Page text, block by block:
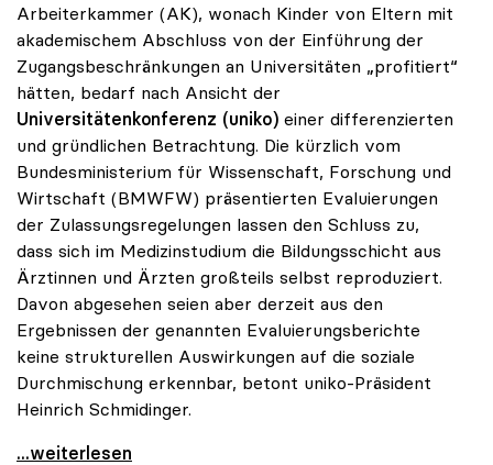
Arbeiterkammer (AK), wonach Kinder von Eltern mit
akademischem Abschluss von der Einführung der
Zugangsbeschränkungen an Universitäten „profitiert“
hätten, bedarf nach Ansicht der
Universitätenkonferenz (uniko) einer differenzierten
und gründlichen Betrachtung. Die kürzlich vom
Bundesministerium für Wissenschaft, Forschung und
Wirtschaft (BMWFW) präsentierten Evaluierungen
der Zulassungsregelungen lassen den Schluss zu,
dass sich im Medizinstudium die Bildungsschicht aus
Ärztinnen und Ärzten großteils selbst reproduziert.
Davon abgesehen seien aber derzeit aus den
Ergebnissen der genannten Evaluierungsberichte
keine strukturellen Auswirkungen auf die soziale
Durchmischung erkennbar, betont uniko-Präsident
Heinrich Schmidinger.
Uni-Zugang: uniko hat soziale Durchmischung im
...weiterlesen